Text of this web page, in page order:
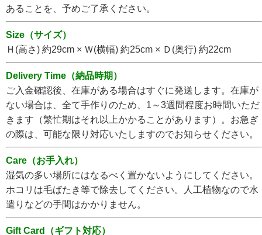
あることを、予めご了承ください。
Size（サイズ）
Ｈ(高さ) 約29cm × Ｗ(横幅) 約25cm × Ｄ(奥行) 約22cm
Delivery Time（納品時期）
ご入金確認後、在庫がある場合はすぐに発送します。在庫が
ない場合は、全て手作りのため、1～3週間程度お時間いただ
きます（繁忙期はそれ以上かかることがあります）。お急ぎ
の際は、可能な限り対応いたしますのでお知らせください。
Care（お手入れ）
湿気の多い場所にはなるべく置かないようにしてください。
ホコリは毛ばたき等で除去してください。人工植物なので水
遣りなどの手間はかかりません。
Gift Card（ギフト対応）